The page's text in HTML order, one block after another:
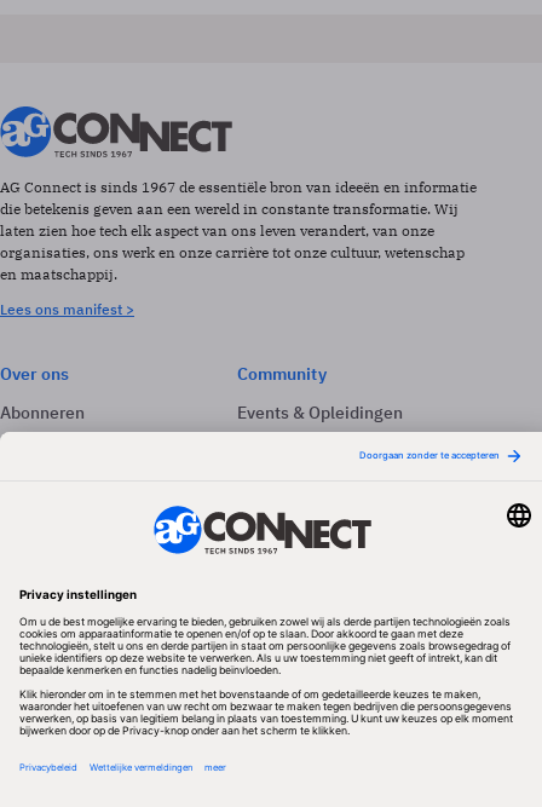
AG Connect is sinds 1967 de essentiële bron van ideeën en informatie
die betekenis geven aan een wereld in constante transformatie. Wij
laten zien hoe tech elk aspect van ons leven verandert, van onze
organisaties, ons werk en onze carrière tot onze cultuur, wetenschap
en maatschappij.
Lees ons manifest >
Over ons
Abonneren
Adverteren
Community
Events & Opleidingen
Nieuwsbrieven
Volg ons
Redactionele partner